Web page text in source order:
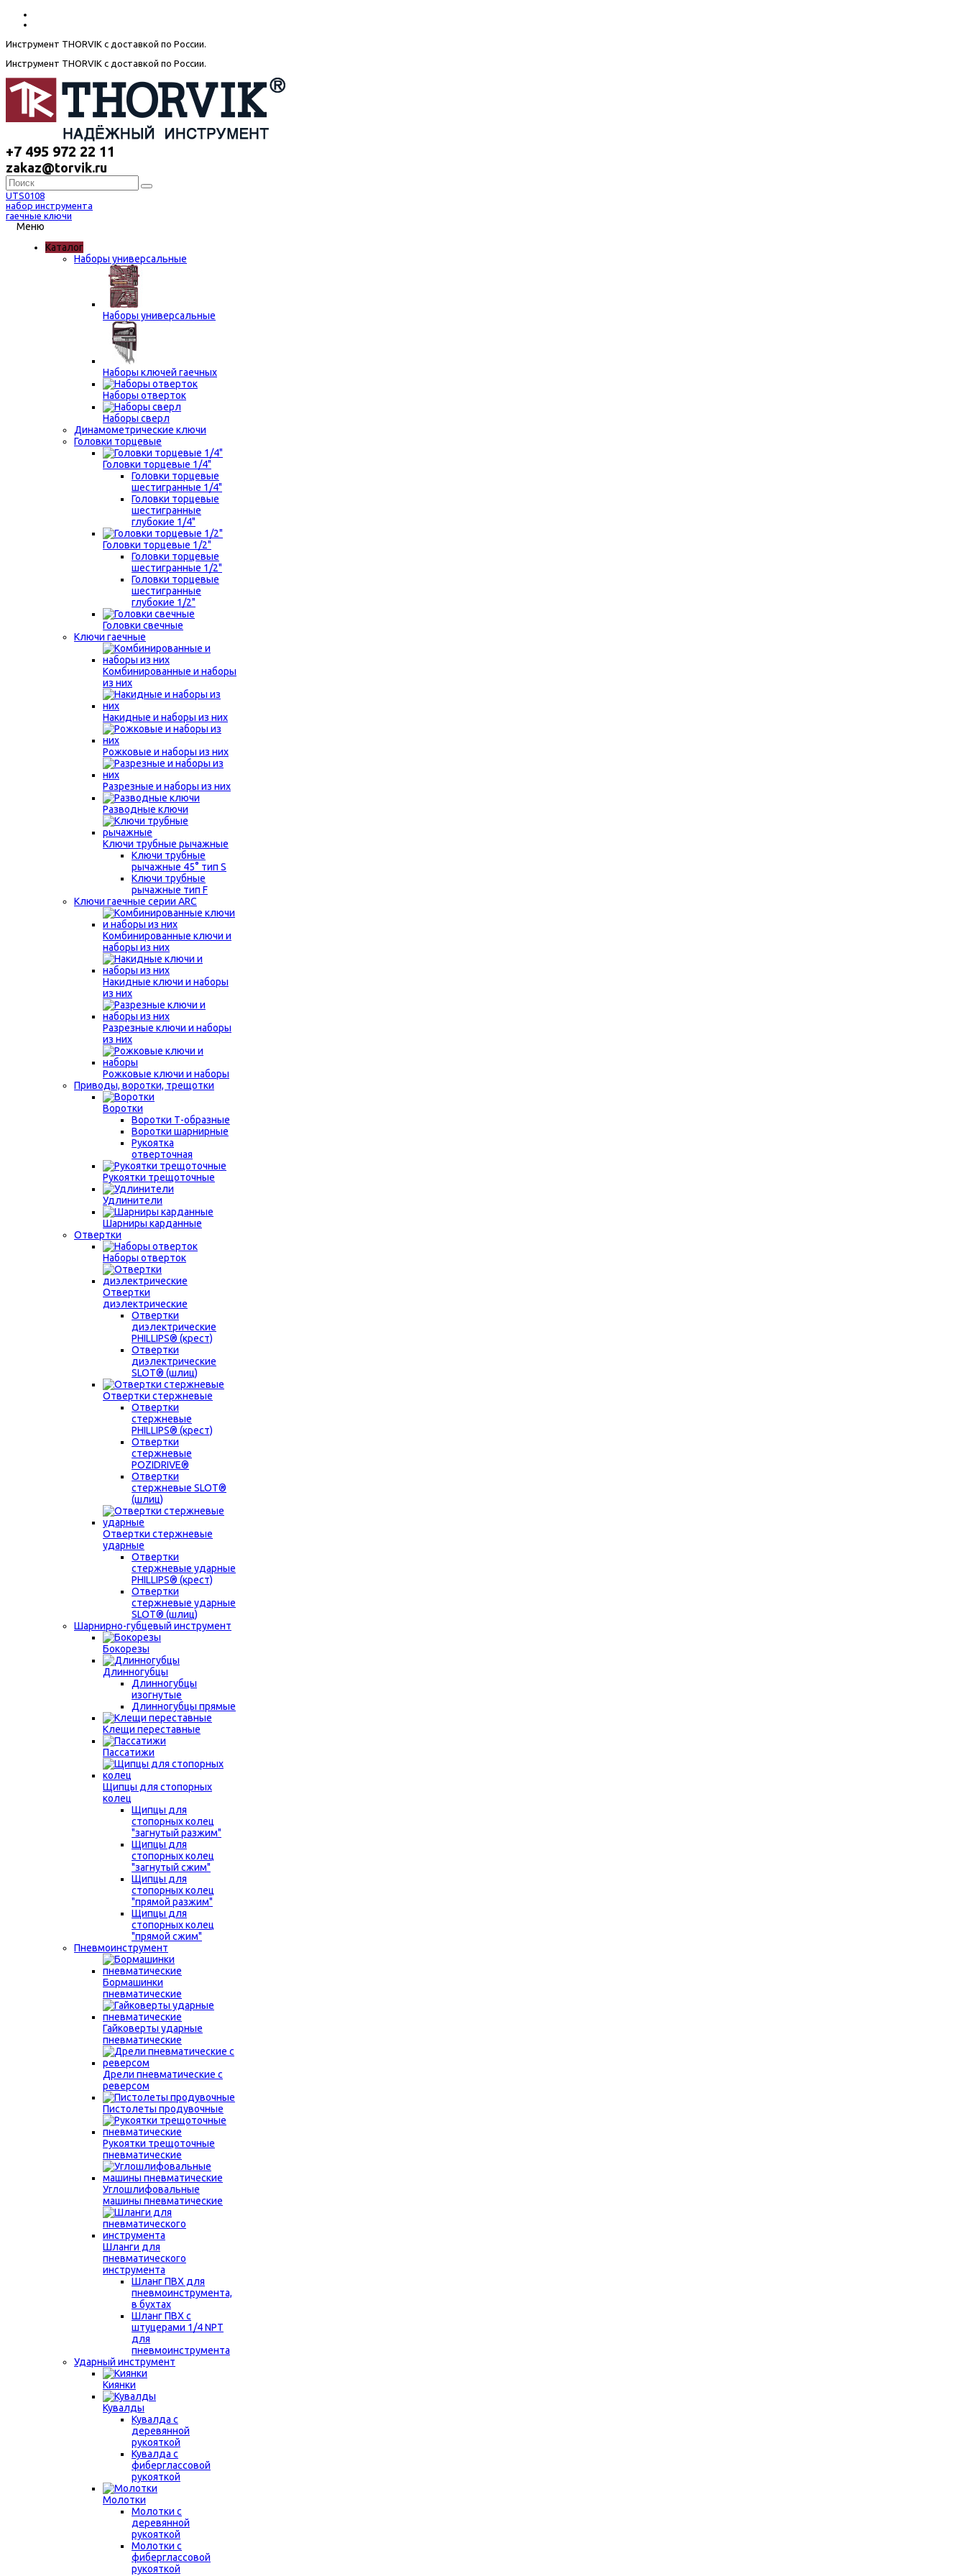
Инструмент THORVIK с доставкой по России.
Инструмент THORVIK с доставкой по России.
+7 495 972 22 11
zakaz@torvik.ru
UTS0108
набор инструмента
гаечные ключи
Меню
Каталог
Наборы универсальные
Наборы универсальные
Наборы ключей гаечных
Наборы отверток
Наборы сверл
Динамометрические ключи
Головки торцевые
Головки торцевые 1/4"
Головки торцевые
шестигранные 1/4"
Головки торцевые
шестигранные
глубокие 1/4"
Головки торцевые 1/2"
Головки торцевые
шестигранные 1/2"
Головки торцевые
шестигранные
глубокие 1/2"
Головки свечные
Ключи гаечные
Комбинированные и наборы
из них
Накидные и наборы из них
Рожковые и наборы из них
Разрезные и наборы из них
Разводные ключи
Ключи трубные рычажные
Ключи трубные
рычажные 45° тип S
Ключи трубные
рычажные тип F
Ключи гаечные серии ARC
Комбинированные ключи и
наборы из них
Накидные ключи и наборы
из них
Разрезные ключи и наборы
из них
Рожковые ключи и наборы
Приводы, воротки, трещотки
Воротки
Воротки Т-образные
Воротки шарнирные
Рукоятка
отверточная
Рукоятки трещоточные
Удлинители
Шарниры карданные
Отвертки
Наборы отверток
Отвертки
диэлектрические
Отвертки
диэлектрические
PHILLIPS® (крест)
Отвертки
диэлектрические
SLOT® (шлиц)
Отвертки стержневые
Отвертки
стержневые
PHILLIPS® (крест)
Отвертки
стержневые
POZIDRIVE®
Отвертки
стержневые SLOT®
(шлиц)
Отвертки стержневые
ударные
Отвертки
стержневые ударные
PHILLIPS® (крест)
Отвертки
стержневые ударные
SLOT® (шлиц)
Шарнирно-губцевый инструмент
Бокорезы
Длинногубцы
Длинногубцы
изогнутые
Длинногубцы прямые
Клещи переставные
Пассатижи
Щипцы для стопорных
колец
Щипцы для
стопорных колец
"загнутый разжим"
Щипцы для
стопорных колец
"загнутый сжим"
Щипцы для
стопорных колец
"прямой разжим"
Щипцы для
стопорных колец
"прямой сжим"
Пневмоинструмент
Бормашинки
пневматические
Гайковерты ударные
пневматические
Дрели пневматические с
реверсом
Пистолеты продувочные
Рукоятки трещоточные
пневматические
Углошлифовальные
машины пневматические
Шланги для
пневматического
инструмента
Шланг ПВХ для
пневмоинструмента,
в бухтах
Шланг ПВХ с
штуцерами 1/4 NPT
для
пневмоинструмента
Ударный инструмент
Киянки
Кувалды
Кувалда с
деревянной
рукояткой
Кувалда с
фиберглассовой
рукояткой
Молотки
Молотки с
деревянной
рукояткой
Молотки с
фиберглассовой
рукояткой